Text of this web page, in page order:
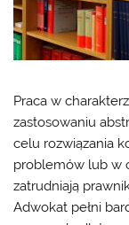
Praca w
zastosowaniu
celu rozwiązania
problemów lub w
zatrudniają
Adwokat pełni